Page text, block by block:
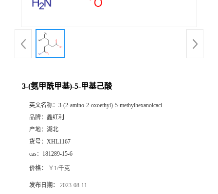
3-(氨甲酰甲基)-5-甲基己酸
英文名称： 3-(2-amino-2-oxoethyl)-5-methylhexanoicaci
品牌： 鑫红利
产地： 湖北
货号： XHL1167
cas： 181289-15-6
价格： ￥1/千克
发布日期： 2023-08-11